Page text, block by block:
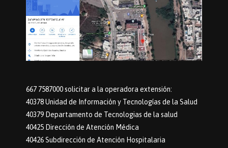
667 7587000 solicitar a la operadora extensión:
40378 Unidad de Información y Tecnologías de la Salud
40379 Departamento de Tecnologias de la salud
40425 Dirección de Atención Médica
40426 Subdirección de Atención Hospitalaria